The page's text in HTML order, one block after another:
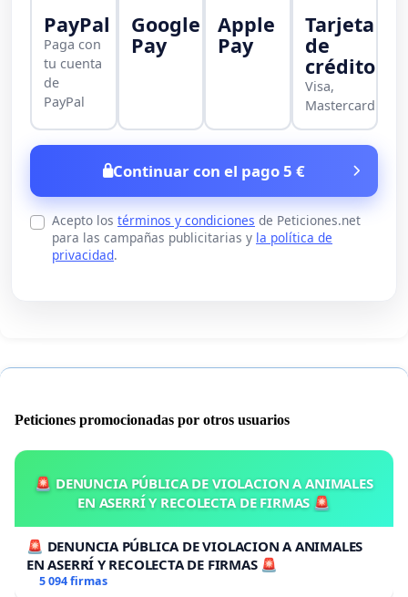
PayPal
Paga con
tu cuenta
de
PayPal
Google
Pay
Apple
Pay
Tarjeta
de
crédito
Visa,
Mastercard
Continuar con el pago 5 €
Acepto los términos y condiciones de Peticiones.net
para las campañas publicitarias y la política de
privacidad.
Peticiones promocionadas por otros usuarios
🚨 DENUNCIA PÚBLICA DE VIOLACION A ANIMALES
EN ASERRÍ Y RECOLECTA DE FIRMAS 🚨
🚨 DENUNCIA PÚBLICA DE VIOLACION A ANIMALES
EN ASERRÍ Y RECOLECTA DE FIRMAS 🚨
5 094 firmas